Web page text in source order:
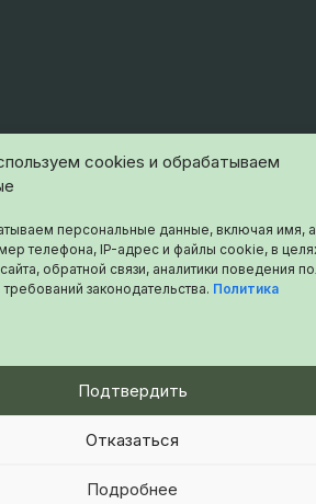
cookies и обрабатываем
персональные данные, включая имя,
телефона, IP-адрес и файлы cookie, в
обратной связи, аналитики поведения
законодательства. Политика
Подтвердить
Отказаться
Подробнее